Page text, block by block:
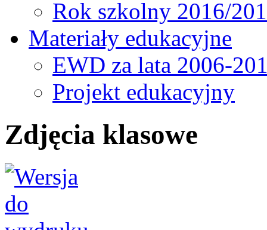
Rok szkolny 2016/
Materiały edukacyjne
EWD za lata 2006-
Projekt edukacyjny
Zdjęcia klasowe